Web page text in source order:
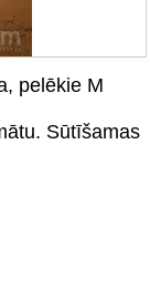
pelēkie M
Sūtīšamas